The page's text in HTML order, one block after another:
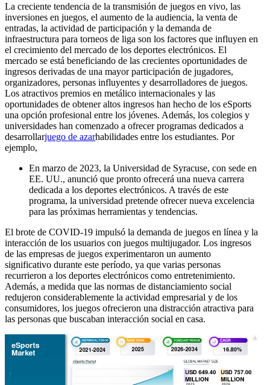
La creciente tendencia de la transmisión de juegos en vivo, las
inversiones en juegos, el aumento de la audiencia, la venta de
entradas, la actividad de participación y la demanda de
infraestructura para torneos de liga son los factores que influyen en
el crecimiento del mercado de los deportes electrónicos. El
mercado se está beneficiando de las crecientes oportunidades de
ingresos derivadas de una mayor participación de jugadores,
organizadores, personas influyentes y desarrolladores de juegos.
Los atractivos premios en metálico internacionales y las
oportunidades de obtener altos ingresos han hecho de los eSports
una opción profesional entre los jóvenes. Además, los colegios y
universidades han comenzado a ofrecer programas dedicados a
desarrollarjuego de azarhabilidades entre los estudiantes. Por
ejemplo,
En marzo de 2023, la Universidad de Syracuse, con sede en
EE. UU., anunció que pronto ofrecerá una nueva carrera
dedicada a los deportes electrónicos. A través de este
programa, la universidad pretende ofrecer nueva excelencia
para las próximas herramientas y tendencias.
El brote de COVID-19 impulsó la demanda de juegos en línea y la
interacción de los usuarios con juegos multijugador. Los ingresos
de las empresas de juegos experimentaron un aumento
significativo durante este período, ya que varias personas
recurrieron a los deportes electrónicos como entretenimiento.
Además, a medida que las normas de distanciamiento social
redujeron considerablemente la actividad empresarial y de los
consumidores, los juegos ofrecieron una distracción atractiva para
las personas que buscaban interacción social en casa.